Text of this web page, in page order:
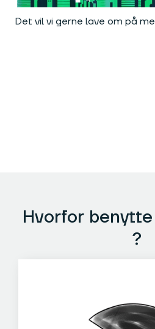
Det vil vi gerne lave om på
Hvorfor benytte
?